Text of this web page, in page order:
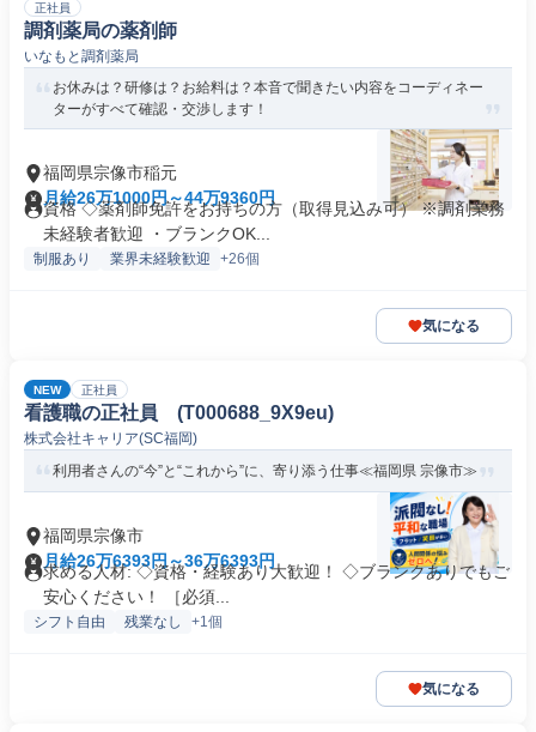
正社員
調剤薬局の薬剤師
いなもと調剤薬局
お休みは？研修は？お給料は？本音で聞きたい内容をコーディネー
ターがすべて確認・交渉します！
福岡県宗像市稲元
月給26万1000円～44万9360円
資格 ◇薬剤師免許をお持ちの方（取得見込み可） ※調剤業務
未経験者歓迎 ・ブランクOK...
制服あり 業界未経験歓迎 +26個
気になる
NEW 正社員
看護職の正社員 (T000688_9X9eu)
株式会社キャリア(SC福岡)
利用者さんの“今”と“これから”に、寄り添う仕事≪福岡県 宗像市≫
福岡県宗像市
月給26万6393円～36万6393円
求める人材: ◇資格・経験あり大歓迎！ ◇ブランクありでもご
安心ください！ ［必須...
シフト自由 残業なし +1個
気になる